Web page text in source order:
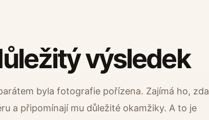
výsledek
byla fotografie pořízena. Zajímá ho, zda
a připomínají mu důležité okamžiky. A to je